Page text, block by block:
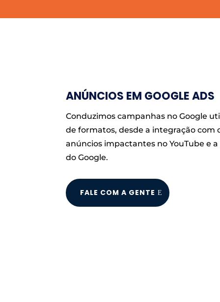
ANÚNCIOS EM GOOGLE ADS
Conduzimos campanhas no Google
de formatos, desde a integração com
anúncios impactantes no YouTube e
do Google.
FALE COM A GENTE